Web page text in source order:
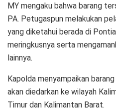
MY mengaku bahwa barang
PA. Petugaspun melakukan
yang diketahui berada di
meringkusnya serta
lainnya.
Kapolda menyampaikan
akan diedarkan ke wilayah
Timur dan Kalimantan Barat.